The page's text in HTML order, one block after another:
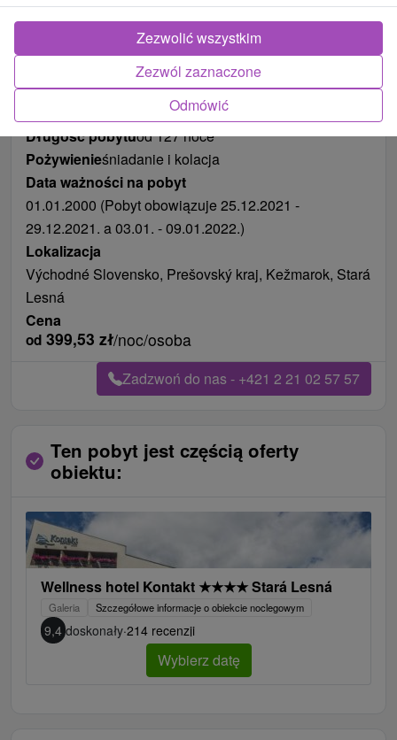
Zdjęcia od klientów+6
Długość pobytuod 127 noce
Pożywienieśniadanie i kolacja
Data ważności na pobyt
01.01.2000 (Pobyt obowiązuje 25.12.2021 -
29.12.2021. a 03.01. - 09.01.2022.)
Lokalizacja
Východné Slovensko, Prešovský kraj, Kežmarok, Stará
Lesná
Cena
od 399,53 zł/noc/osoba
Zadzwoń do nas - +421 2 21 02 57 57
Ten pobyt jest częścią oferty
obiektu:
Wellness hotel Kontakt ★★★★Stará Lesná
Galeria Szczegółowe informacje o obiekcie noclegowym
9,4 doskonały·214 recenzji
Wybierz datę
Odmówić
Zezwól zaznaczone
Zezwolić wszystkim